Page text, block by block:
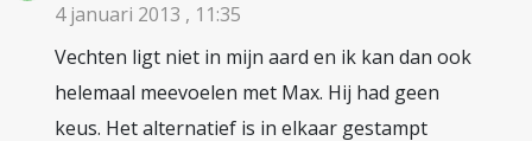
4 januari 2013 , 11:35
Vechten ligt niet in mijn aard en ik kan dan ook
helemaal meevoelen met Max. Hij had geen
keus. Het alternatief is in elkaar gestampt